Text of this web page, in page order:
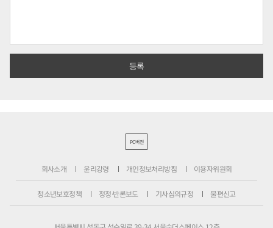
PC버전
회사소개 윤리강령 개인정보처리방침 이용자위원회
청소년보호정책 정정·반론보도 기사심의규정 불편신고